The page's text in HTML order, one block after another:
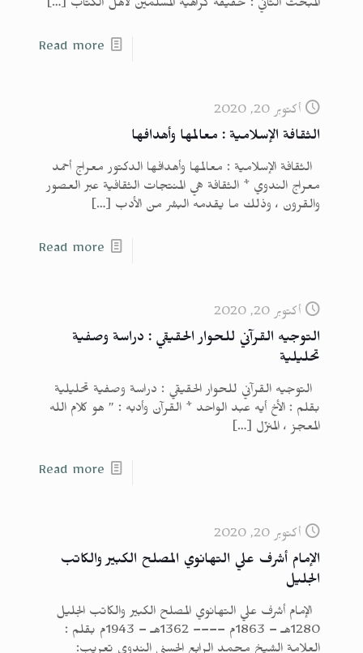
المبحث الثاني : حقيقة كراهية المسلمين لأهل الكتاب […]
Read more
أكتوبر 20, 2020
الثقافة الإسلامية : معالمها وأهدافها
الثقافة الإسلامية : معالمها وأهدافها الدكتور معراج أحمد
معراج الندوي * الثقافة هي المنتجات الثقافية عبر العصور
والقرون ، وذلك ما يقدمه البشر من الأدب […]
Read more
أكتوبر 20, 2020
التوجيه القرآني للحوار الحقيقي : دراسة وصفية
تحليلية
التوجيه القرآني للحوار الحقيقي : دراسة وصفية تحليلية
بقلم : الأخ أيه عبد الواحد * القرآن وأدبه : ” هو كلام الله
المعجز ، المنزّل […]
Read more
أكتوبر 20, 2020
الإمام أشرف علي التهانوي المصلح الكبير والكاتب
الجليل
الإمام أشرف علي التهانوي المصلح الكبير والكاتب الجليل
1280هـ – 1863م –––– 1362هـ – 1943م بقلم :